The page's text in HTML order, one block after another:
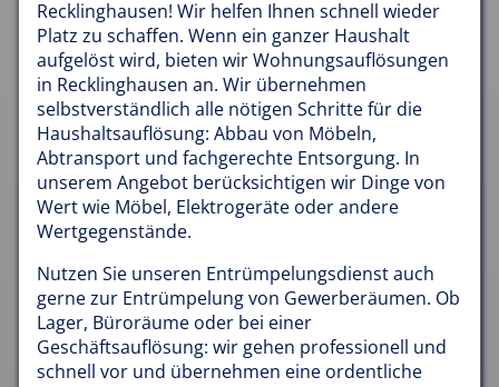
Recklinghausen! Wir helfen Ihnen schnell wieder
Platz zu schaffen. Wenn ein ganzer Haushalt
aufgelöst wird, bieten wir Wohnungsauflösungen
in Recklinghausen an. Wir übernehmen
selbstverständlich alle nötigen Schritte für die
Haushaltsauflösung: Abbau von Möbeln,
Abtransport und fachgerechte Entsorgung. In
unserem Angebot berücksichtigen wir Dinge von
Wert wie Möbel, Elektrogeräte oder andere
Wertgegenstände.
Nutzen Sie unseren Entrümpelungsdienst auch
gerne zur Entrümpelung von Gewerberäumen. Ob
Lager, Büroräume oder bei einer
Geschäftsauflösung: wir gehen professionell und
schnell vor und übernehmen eine ordentliche